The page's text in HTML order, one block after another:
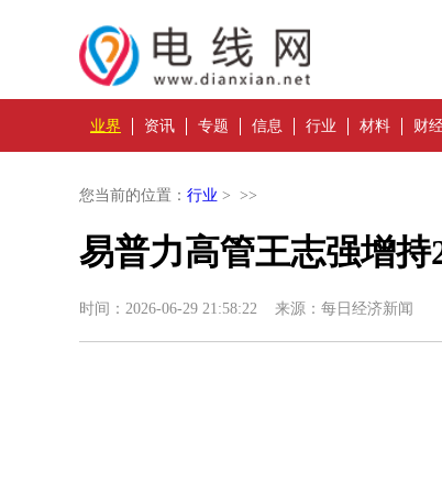
业界 资讯 专题 信息 行业 材料 财
您当前的位置： 行业 > >>
易普力高管王志强增持
时间：2026-06-29 21:58:22 来源：每日经济新闻